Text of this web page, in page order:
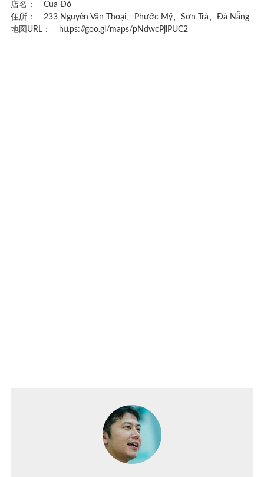
店名： Cua Đỏ
住所： 233 Nguyễn Văn Thoại、Phước Mỹ、Sơn Trà、Đà Nẵng
地図URL： https://goo.gl/maps/pNdwcPjiPUC2